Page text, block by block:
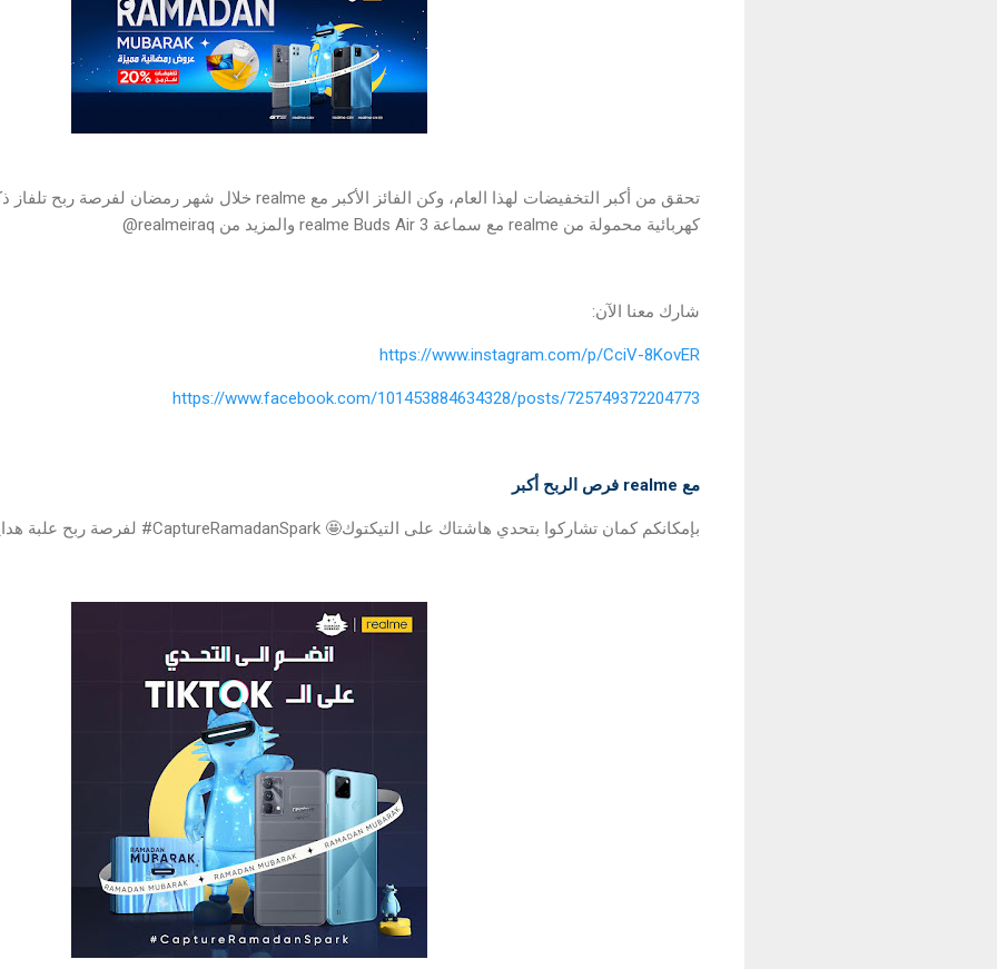
كهربائية محمولة من realme مع سماعة realme Buds Air 3 والمزيد من realmeiraq@
شارك معنا الآن:
https://www.instagram.com/p/CciV-8KovER
https://www.facebook.com/101453884634328/posts/725749372204773
مع realme فرص الربح أكبر
بإمكانكم كمان تشاركوا بتحدي هاشتاك على التيكتوك🤩 CaptureRamadanSpark# لفرصة ربح علبة هدايا من realme🎁